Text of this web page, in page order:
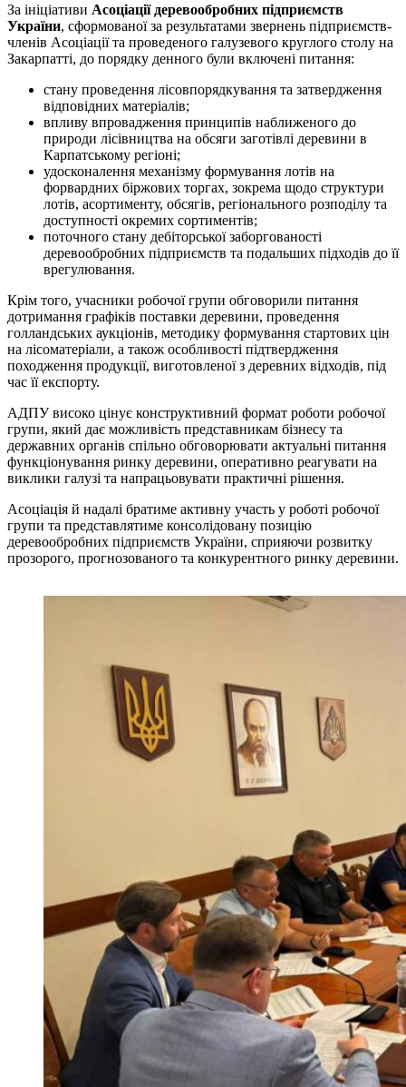
За ініціативи Асоціації деревообробних підприємств
України, сформованої за результатами звернень підприємств-
членів Асоціації та проведеного галузевого круглого столу на
Закарпатті, до порядку денного були включені питання:
стану проведення лісовпорядкування та затвердження
відповідних матеріалів;
впливу впровадження принципів наближеного до
природи лісівництва на обсяги заготівлі деревини в
Карпатському регіоні;
удосконалення механізму формування лотів на
форвардних біржових торгах, зокрема щодо структури
лотів, асортименту, обсягів, регіонального розподілу та
доступності окремих сортиментів;
поточного стану дебіторської заборгованості
деревообробних підприємств та подальших підходів до її
врегулювання.
Крім того, учасники робочої групи обговорили питання
дотримання графіків поставки деревини, проведення
голландських аукціонів, методику формування стартових цін
на лісоматеріали, а також особливості підтвердження
походження продукції, виготовленої з деревних відходів, під
час її експорту.
АДПУ високо цінує конструктивний формат роботи робочої
групи, який дає можливість представникам бізнесу та
державних органів спільно обговорювати актуальні питання
функціонування ринку деревини, оперативно реагувати на
виклики галузі та напрацьовувати практичні рішення.
Асоціація й надалі братиме активну участь у роботі робочої
групи та представлятиме консолідовану позицію
деревообробних підприємств України, сприяючи розвитку
прозорого, прогнозованого та конкурентного ринку деревини.